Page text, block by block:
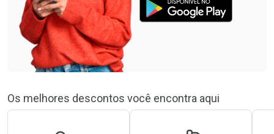
Os melhores descontos você encontra aqui